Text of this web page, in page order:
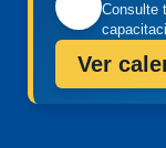
Consulte
Ver